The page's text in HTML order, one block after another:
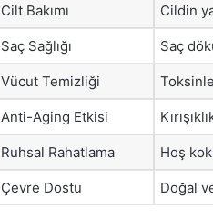
Cilt Bakımı Cildin
Saç Sağlığı Saç
Vücut Temizliği
Anti-Aging Etkisi
Ruhsal Rahatlama Hoş
Çevre Dostu Doğal